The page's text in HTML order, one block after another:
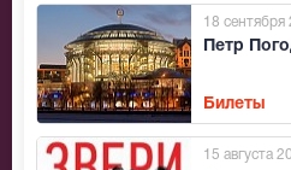
Петр
18 сентября
Билеты
15 августа